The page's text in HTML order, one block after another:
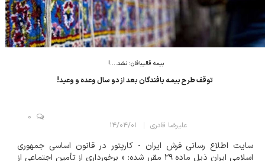
بیمه قالیبافان: نشد....!
توقف طرح بیمـه بافندگان بعد از دو سال وعده و وعید!
علیرضا قادری ۱۴/۰۴/۰۱
0
سایت اطلاع رسانی فرش ایران - کارپتور در قانون اساسی جمهوري
اسلامی ایران ذیل ماده ۲۹ مقرر شده: « برخورداری از تأمین اجتماعی از